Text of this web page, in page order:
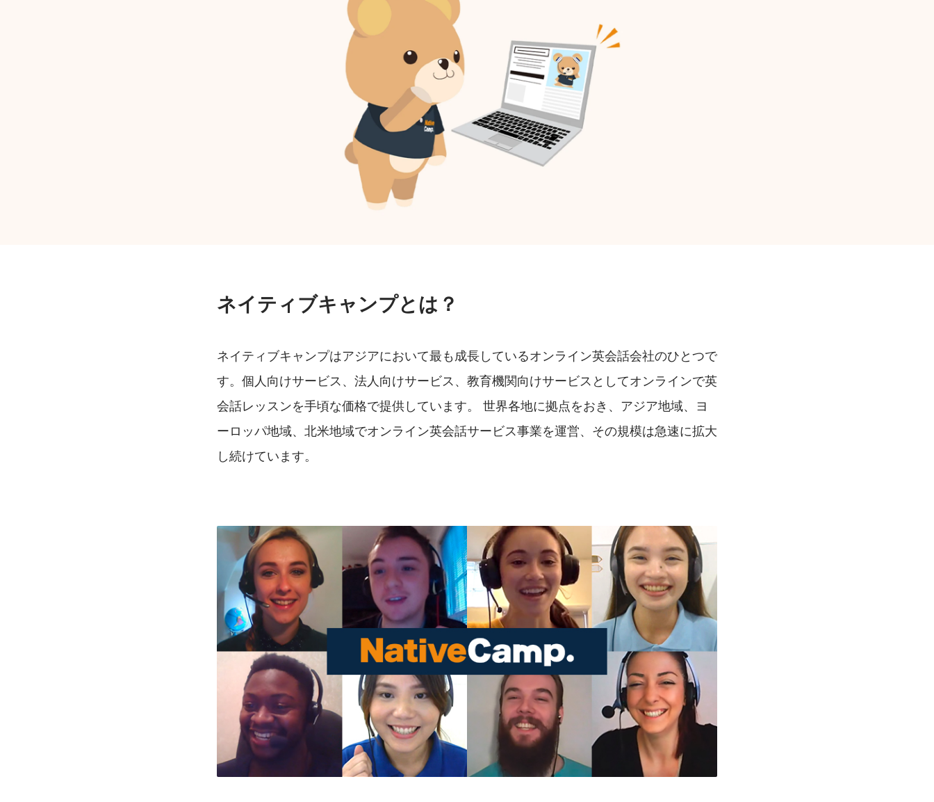
ネイティブキャンプとは？
ネイティブキャンプはアジアにおいて最も成長しているオンライン英会話会社のひとつで
す。個人向けサービス、法人向けサービス、教育機関向けサービスとしてオンラインで英
会話レッスンを手頃な価格で提供しています。 世界各地に拠点をおき、アジア地域、ヨ
ーロッパ地域、北米地域でオンライン英会話サービス事業を運営、その規模は急速に拡大
し続けています。